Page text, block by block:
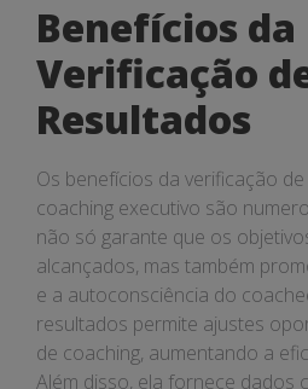
Benefícios da
Verificação
Resultados
Os benefícios da verificação
coaching executivo são
não só garante que os
alcançados, mas também
e a autoconsciência do
resultados permite ajustes
de coaching, aumentando a
Além disso, ela fornece dados